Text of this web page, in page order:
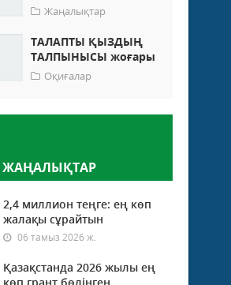
Жаңалықтар
ТАЛАПТЫ ҚЫЗДЫҢ
ТАЛПЫНЫСЫ жоғары
Оқиғалар
2,4 миллион теңге: ең көп
жалақы сұрайтын
06 тамыз 2026 ж.
Қазақстанда 2026 жылы ең